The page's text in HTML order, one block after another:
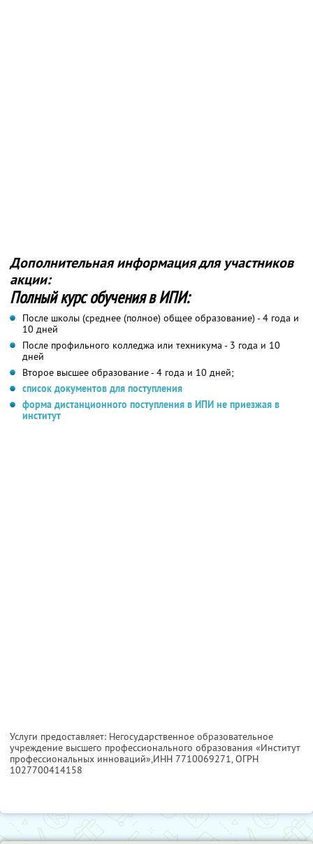
Дополнительная информация для участников
акции:
Полный курс обучения в ИПИ:
После школы (среднее (полное) общее образование) - 4 года и
10 дней
После профильного колледжа или техникума - 3 года и 10
дней
Второе высшее образование - 4 года и 10 дней;
список документов для поступления
форма дистанционного поступления в ИПИ не приезжая в
институт
Услуги предоставляет: Негосударственное образовательное
учреждение высшего профессионального образования «Институт
профессиональных инноваций»,ИНН 7710069271, ОГРН
1027700414158